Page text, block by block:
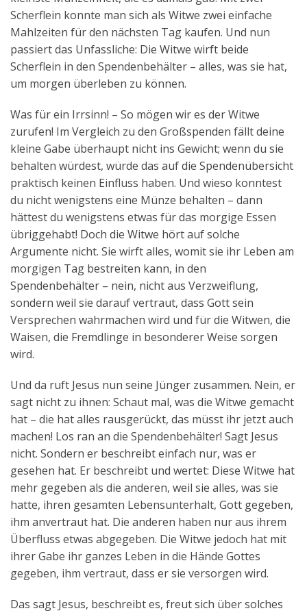
Scherflein konnte man sich als Witwe zwei einfache
Mahlzeiten für den nächsten Tag kaufen. Und nun
passiert das Unfassliche: Die Witwe wirft beide
Scherflein in den Spendenbehälter – alles, was sie hat,
um morgen überleben zu können.
Was für ein Irrsinn! – So mögen wir es der Witwe
zurufen! Im Vergleich zu den Großspenden fällt deine
kleine Gabe überhaupt nicht ins Gewicht; wenn du sie
behalten würdest, würde das auf die Spendenübersicht
praktisch keinen Einfluss haben. Und wieso konntest
du nicht wenigstens eine Münze behalten – dann
hättest du wenigstens etwas für das morgige Essen
übriggehabt! Doch die Witwe hört auf solche
Argumente nicht. Sie wirft alles, womit sie ihr Leben am
morgigen Tag bestreiten kann, in den
Spendenbehälter – nein, nicht aus Verzweiflung,
sondern weil sie darauf vertraut, dass Gott sein
Versprechen wahrmachen wird und für die Witwen, die
Waisen, die Fremdlinge in besonderer Weise sorgen
wird.
Und da ruft Jesus nun seine Jünger zusammen. Nein, er
sagt nicht zu ihnen: Schaut mal, was die Witwe gemacht
hat – die hat alles rausgerückt, das müsst ihr jetzt auch
machen! Los ran an die Spendenbehälter! Sagt Jesus
nicht. Sondern er beschreibt einfach nur, was er
gesehen hat. Er beschreibt und wertet: Diese Witwe hat
mehr gegeben als die anderen, weil sie alles, was sie
hatte, ihren gesamten Lebensunterhalt, Gott gegeben,
ihm anvertraut hat. Die anderen haben nur aus ihrem
Überfluss etwas abgegeben. Die Witwe jedoch hat mit
ihrer Gabe ihr ganzes Leben in die Hände Gottes
gegeben, ihm vertraut, dass er sie versorgen wird.
Das sagt Jesus, beschreibt es, freut sich über solches